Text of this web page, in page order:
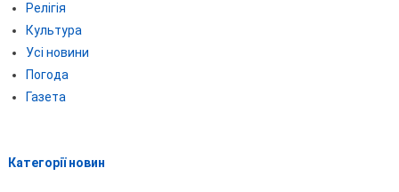
Релігія
Культура
Усі новини
Погода
Газета
Категорії новин